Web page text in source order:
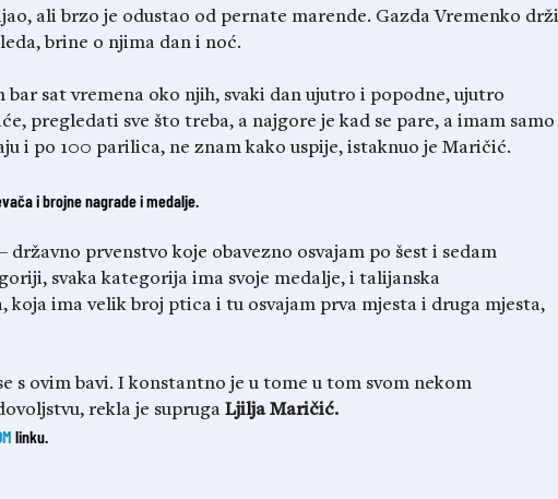
ali brzo je odustao od pernate marende. Gazda Vremenko drži
brine o njima dan i noć.
bar sat vremena oko njih, svaki dan ujutro i popodne, ujutro
pregledati sve što treba, a najgore je kad se pare, a imam samo
i po 100 parilica, ne znam kako uspije, istaknuo je Maričić.
i brojne nagrade i medalje.
državno prvenstvo koje obavezno osvajam po šest i sedam
svaka kategorija ima svoje medalje, i talijanska
koja ima velik broj ptica i tu osvajam prva mjesta i druga mjesta,
s ovim bavi. I konstantno je u tome u tom svom nekom
rekla je suprugaLjilja Maričić.
linku.